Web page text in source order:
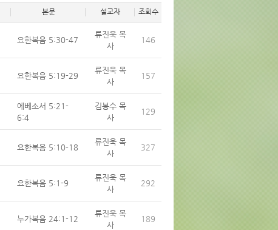
본문 설교자 조회수
요한복음 5:30-47
류진욱 목
사
146
요한복음 5:19-29
류진욱 목
사
157
에베소서 5:21-
6:4
김봉수 목
사
129
요한복음 5:10-18
류진욱 목
사
327
요한복음 5:1-9
류진욱 목
사
292
누가복음 24:1-12
류진욱 목
사
189